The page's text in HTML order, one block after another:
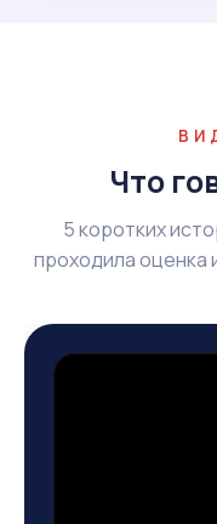
Что
5 коротких
проходила оценка